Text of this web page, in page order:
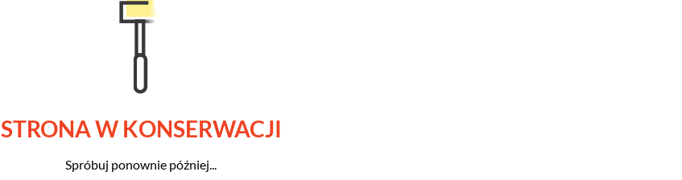
STRONA W KONSERWACJI
Spróbuj ponownie później...